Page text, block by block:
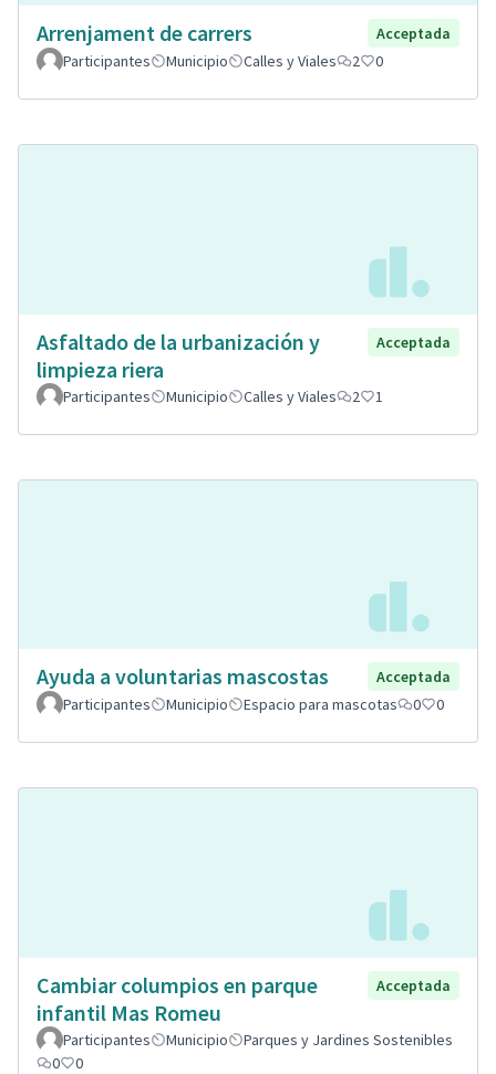
Arrenjament de carrers
Acceptada
Participantes
Municipio Calles y Viales 2 0
Asfaltado de la urbanización y
limpieza riera
Acceptada
Participantes Municipio Calles y Viales 2 1
Ayuda a voluntarias mascostas
Acceptada
Participantes
Municipio Espacio para mascotas 0 0
Cambiar columpios en parque
infantil Mas Romeu
Acceptada
Participantes Municipio
Parques y Jardines Sostenibles
0
0